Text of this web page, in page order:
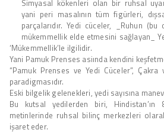
Simyasal kökenleri olan bir ruhsal
yani peri masalının tüm figürleri,
parçalarıdır. Yedi cüceler, _Ruhun
mükemmellik elde etmesini sağlayan_
‘Mükemmellik’le ilgilidir.
Yani Pamuk Prenses asiında kendini
“Pamuk Prenses ve Yedi Cüceler”,
paradigmasıdır.
Eski bilgelik gelenekleri, yedi sayısına
Bu kutsal yedilerden biri, Hindistan’ın
metinlerinde ruhsal bilinç merkezleri
işaret eder.